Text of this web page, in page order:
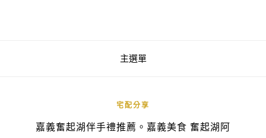
主選單
宅配分享
嘉義奮起湖伴手禮推薦。嘉義美食 奮起湖阿